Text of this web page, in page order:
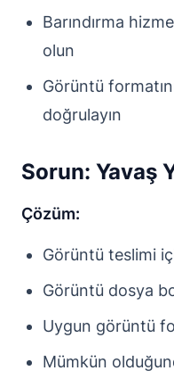
Barındırma
olun
Görüntü
doğrulayın
Sorun: Yavaş
Çözüm:
Görüntü teslimi
Görüntü dosya
Uygun görüntü
Mümkün